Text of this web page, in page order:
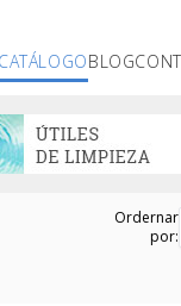
CATÁLOGOBLOG
Ordernar
por: